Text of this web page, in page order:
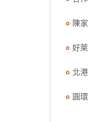
陳
好
北
圓